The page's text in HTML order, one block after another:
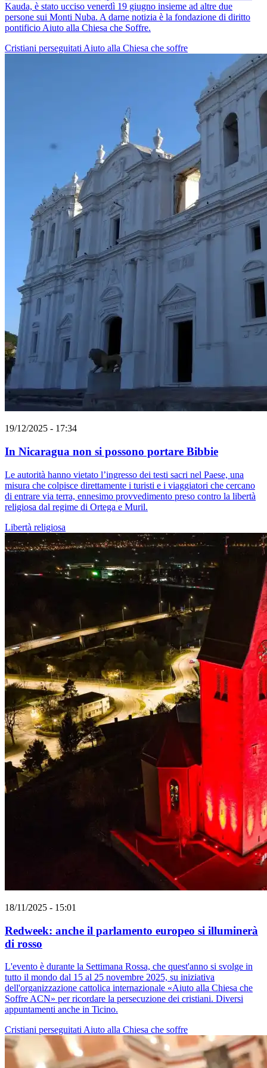
Kauda, ​​è stato ucciso venerdì 19 giugno insieme ad altre due
persone sui Monti Nuba. A darne notizia è la fondazione di diritto
pontificio Aiuto alla Chiesa che Soffre.
Cristiani perseguitati Aiuto alla Chiesa che soffre
19/12/2025 - 17:34
In Nicaragua non si possono portare Bibbie
Le autorità hanno vietato l’ingresso dei testi sacri nel Paese, una
misura che colpisce direttamente i turisti e i viaggiatori che cercano
di entrare via terra, ennesimo provvedimento preso contro la libertà
religiosa dal regime di Ortega e Muril.
Libertà religiosa
18/11/2025 - 15:01
Redweek: anche il parlamento europeo si illuminerà
di rosso
L'evento è durante la Settimana Rossa, che quest'anno si svolge in
tutto il mondo dal 15 al 25 novembre 2025, su iniziativa
dell'organizzazione cattolica internazionale «Aiuto alla Chiesa che
Soffre ACN» per ricordare la persecuzione dei cristiani. Diversi
appuntamenti anche in Ticino.
Cristiani perseguitati Aiuto alla Chiesa che soffre